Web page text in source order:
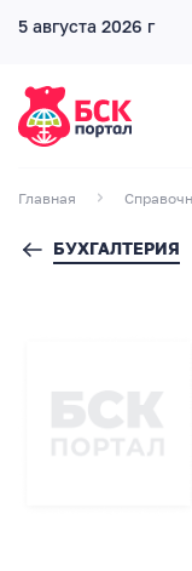
5 августа 2026 г
Главная
БУХГАЛТЕРИЯ